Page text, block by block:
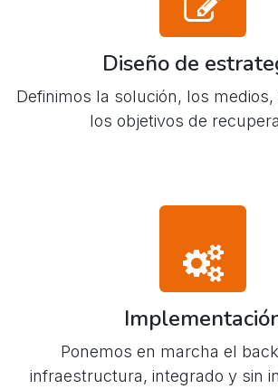
Diseño de
Definimos la solución, los
los objetivos de
Ponemos en marcha el
infraestructura, integrado y sin